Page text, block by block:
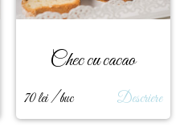
Chec cu cacao
70 lei / buc Descriere